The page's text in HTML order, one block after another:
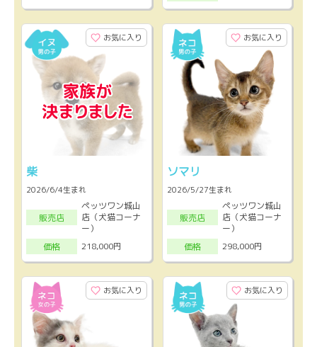
お気に入り
柴
2026/6/4生まれ
販売店
ペッツワン城山
店（犬猫コーナ
ー）
価格
218,000円
お気に入り
ソマリ
2026/5/27生まれ
販売店
ペッツワン城山
店（犬猫コーナ
ー）
価格
298,000円
お気に入り お気に入り